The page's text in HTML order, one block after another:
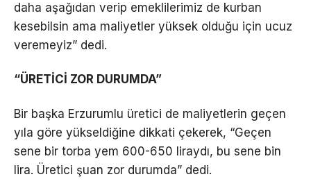
daha aşağıdan verip emeklilerimiz de kurban
kesebilsin ama maliyetler yüksek olduğu için ucuz
veremeyiz” dedi.
“ÜRETİCİ ZOR DURUMDA”
Bir başka Erzurumlu üretici de maliyetlerin geçen
yıla göre yükseldiğine dikkati çekerek, “Geçen
sene bir torba yem 600-650 liraydı, bu sene bin
lira. Üretici şuan zor durumda” dedi.